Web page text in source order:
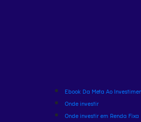
Ebook Da Meta Ao
Onde investir
Onde investir em Renda Fixa